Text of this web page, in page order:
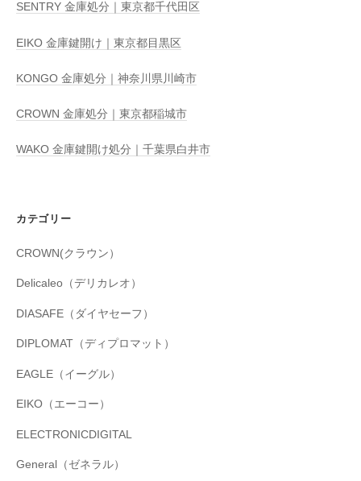
SENTRY 金庫処分｜東京都千代田区
EIKO 金庫鍵開け｜東京都目黒区
KONGO 金庫処分｜神奈川県川崎市
CROWN 金庫処分｜東京都稲城市
WAKO 金庫鍵開け処分｜千葉県白井市
カテゴリー
CROWN(クラウン）
Delicaleo（デリカレオ）
DIASAFE（ダイヤセーフ）
DIPLOMAT（ディプロマット）
EAGLE（イーグル）
EIKO（エーコー）
ELECTRONICDIGITAL
General（ゼネラル）